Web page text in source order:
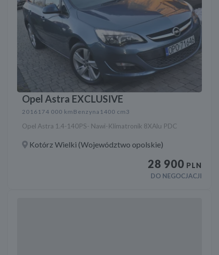
Opel Astra EXCLUSIVE
2016 174 000 km Benzyna 1400 cm3
Opel Astra 1.4-140PS- Nawi-Klimatronik 8XAlu PDC
Kotórz Wielki (Województwo opolskie)
28 900 PLN
DO NEGOCJACJI